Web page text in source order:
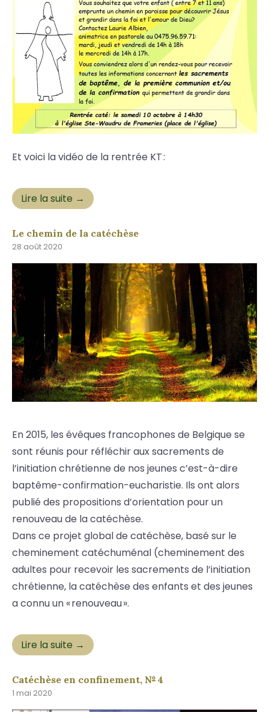
Et voici la vidéo de la rentrée KT :
Lire la suite →
Le chemin de la catéchèse
28 août 2020
En 2015, les évêques francophones de Belgique se
sont réunis pour réfléchir aux sacrements de
l’initiation chrétienne de nos jeunes c’est-à-dire
baptême-confirmation-eucharistie. Ils ont alors
publié des propositions d’orientation pour un
renouveau de la catéchèse.
Dans ce projet global de catéchèse, basé sur le
cheminement catéchuménal (cheminement des
adultes pour recevoir les sacrements de l’initiation
chrétienne, la catéchèse des enfants et des jeunes
a connu un « renouveau ».
Lire la suite →
Catéchèse en confinement, № 4
1 mai 2020